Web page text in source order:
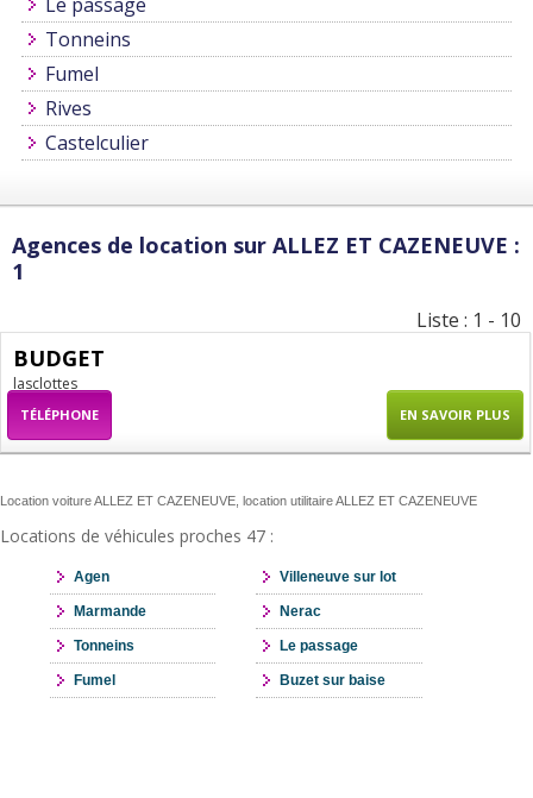
Tonneins
Fumel
Rives
Castelculier
Agences de location sur ALLEZ ET CAZENEUVE :
1
Liste : 1 - 10
BUDGET
lasclottes
TÉLÉPHONE EN SAVOIR PLUS
Location voiture ALLEZ ET CAZENEUVE, location utilitaire ALLEZ ET CAZENEUVE
Locations de véhicules proches 47 :
Agen Villeneuve sur lot
Marmande Nerac
Tonneins Le passage
Fumel Buzet sur baise